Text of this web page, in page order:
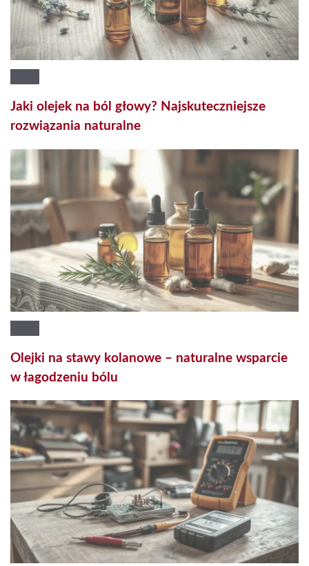
Jaki olejek na ból głowy? Najskuteczniejsze
rozwiązania naturalne
Olejki na stawy kolanowe – naturalne wsparcie
w łagodzeniu bólu